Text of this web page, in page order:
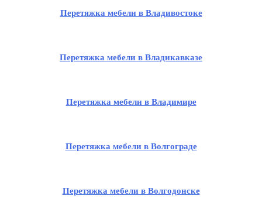
Перетяжка мебели в Владивостоке
Перетяжка мебели в Владикавказе
Перетяжка мебели в Владимире
Перетяжка мебели в Волгограде
Перетяжка мебели в Волгодонске